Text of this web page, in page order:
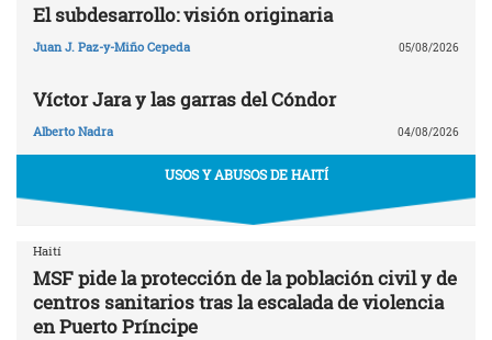
El subdesarrollo: visión originaria
Juan J. Paz-y-Miño Cepeda 05/08/2026
Víctor Jara y las garras del Cóndor
Alberto Nadra 04/08/2026
USOS Y ABUSOS DE HAITÍ
Haití
MSF pide la protección de la población civil y de
centros sanitarios tras la escalada de violencia
en Puerto Príncipe